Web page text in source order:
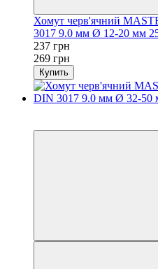
Хомут черв'ячний
3017 9.0 мм Ø 12-20 мм
237 грн
269 грн
Купить